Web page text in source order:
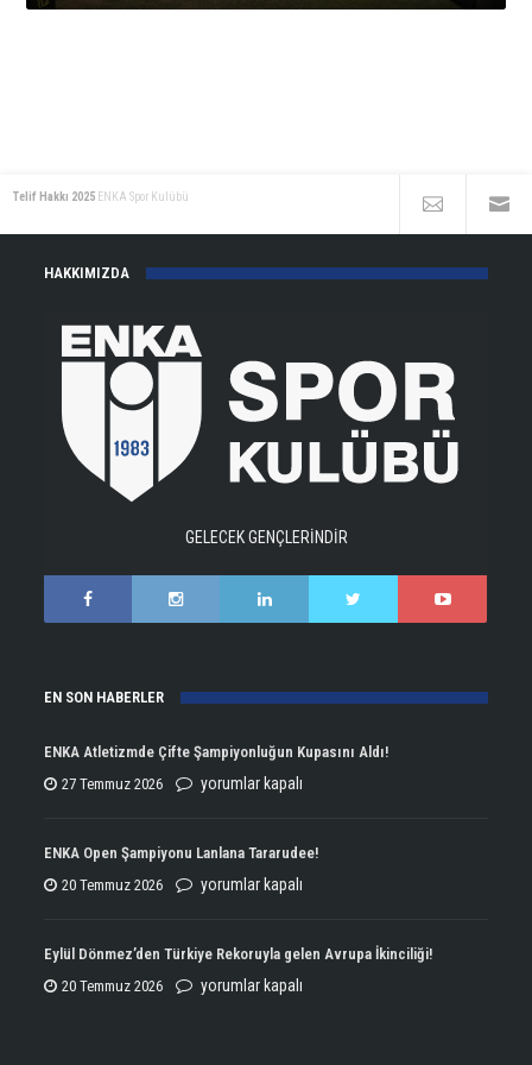
Telif Hakkı 2025 ENKA Spor Kulübü
HAKKIMIZDA
GELECEK GENÇLERİNDİR
EN SON HABERLER
ENKA Atletizmde Çifte Şampiyonluğun Kupasını Aldı!
27 Temmuz 2026
ENKA
Çifte
Şampiyonluğun
Aldı!
yorumlar kapalı
ENKA Open Şampiyonu Lanlana Tararudee!
20 Temmuz 2026
ENKA
Şampiyonu
Lanlana
yorumlar kapalı
Eylül Dönmez’den Türkiye Rekoruyla gelen Avrupa İkinciliği!
20 Temmuz 2026
Eylül
yorumlar kapalı